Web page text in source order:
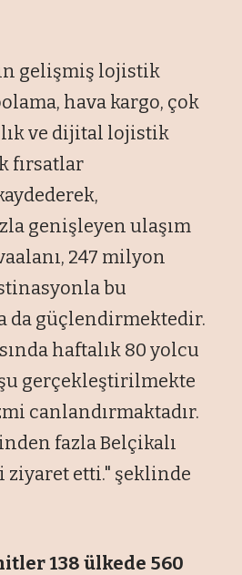
gelişmiş lojistik
hava kargo, çok
ve dijital lojistik
fırsatlar
genişleyen ulaşım
247 milyon
bu
da güçlendirmektedir.
haftalık 80 yolcu
gerçekleştirilmekte
canlandırmaktadır.
fazla Belçikalı
etti." şeklinde
138 ülkede 560